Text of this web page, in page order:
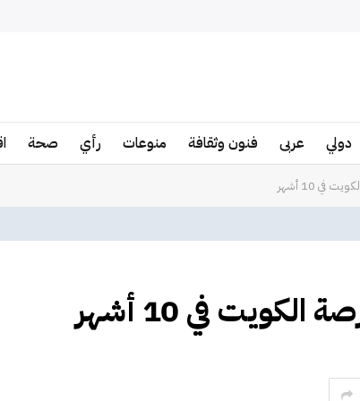
دولي عربى فنون وثقافة منوعات رأي صحة